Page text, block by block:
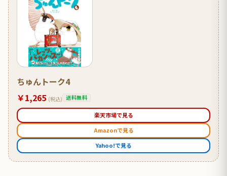
ちゅんトーク4
￥1,265 (税込) 送料無料
楽天市場で見る
Amazonで見る
Yahoo!で見る